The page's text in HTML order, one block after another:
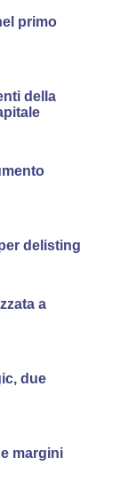
primo
della
delisting
a
due
margini